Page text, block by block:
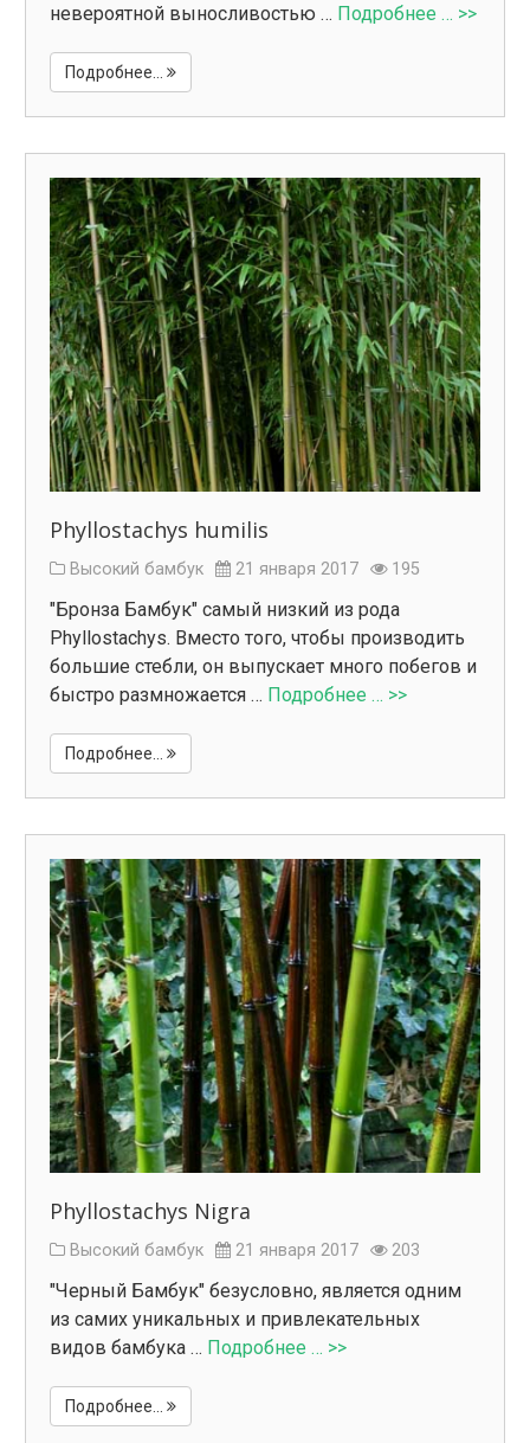
невероятной выносливостью … Подробнее … >>
Подробнее...
Phyllostachys humilis
Высокий бамбук 21 января 2017 195
"Бронза Бамбук" самый низкий из рода
Phyllostachys. Вместо того, чтобы производить
большие стебли, он выпускает много побегов и
быстро размножается … Подробнее … >>
Подробнее...
Phyllostachys Nigra
Высокий бамбук 21 января 2017 203
"Черный Бамбук" безусловно, является одним
из самих уникальных и привлекательных
видов бамбука … Подробнее … >>
Подробнее...